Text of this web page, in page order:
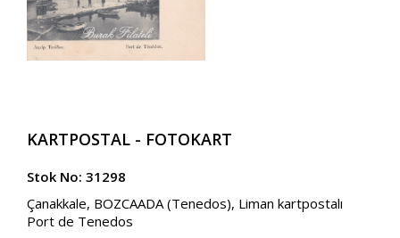
KARTPOSTAL - FOTOKART
Stok No: 31298
Çanakkale, BOZCAADA (Tenedos), Liman kartpostalı
Port de Tenedos